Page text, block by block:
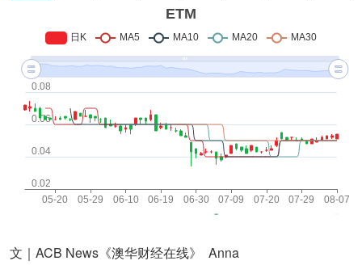
文｜ACB News《澳华财经在线》 Anna